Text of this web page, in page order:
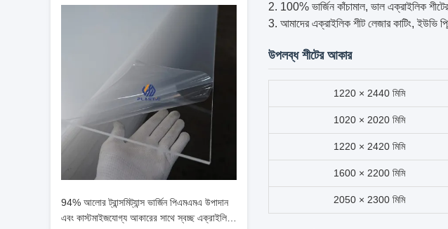
94% আলোর ট্রান্সমিট্যান্স ভার্জিন পিএমএমএ উপাদান
এবং কাস্টমাইজযোগ্য আকারের সাথে স্বচ্ছ এক্রাইলিক
100% ভার্জিন কাঁচামাল, ভাল এক্রাইলিক
আমাদের এক্রাইলিক শীট লেজার কাটিং, ইউভি
উপলব্ধ শীটের আকার
1220 × 2440 মিমি
1020 × 2020 মিমি
1220 × 2420 মিমি
1600 × 2200 মিমি
2050 × 2300 মিমি